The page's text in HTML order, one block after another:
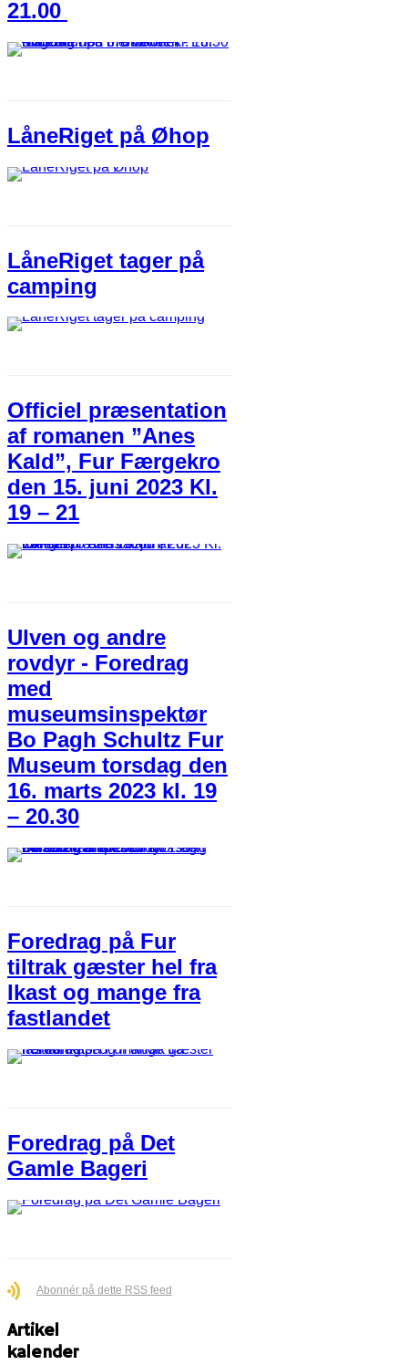
21.00
LåneRiget på Øhop
LåneRiget tager på
camping
Officiel præsentation
af romanen ”Anes
Kald”, Fur Færgekro
den 15. juni 2023 Kl.
19 – 21
Ulven og andre
rovdyr - Foredrag
med
museumsinspektør
Bo Pagh Schultz Fur
Museum torsdag den
16. marts 2023 kl. 19
– 20.30
Foredrag på Fur
tiltrak gæster hel fra
Ikast og mange fra
fastlandet
Foredrag på Det
Gamle Bageri
Abonnér på dette RSS feed
Artikel
kalender